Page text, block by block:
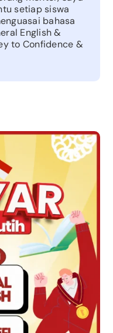
setiap siswa
bahasa
English &
to Confidence &